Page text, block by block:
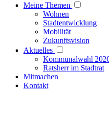
Meine Themen
Wohnen
Stadtentwicklung
Mobilität
Zukunftsvision
Aktuelles
Kommunalwahl
Ratsherr im Stadtrat
Mitmachen
Kontakt